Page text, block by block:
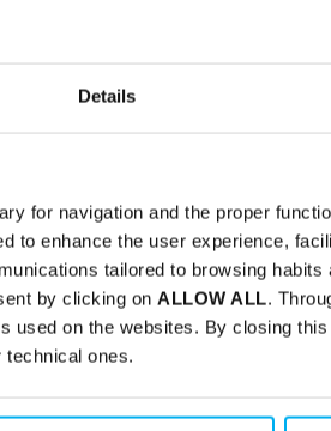
Details
for navigation and the proper
to enhance the user experience,
tailored to browsing
by clicking on ALLOW ALL.
used on the websites. By closing
ones.
Policy for the purpose sub. 2
di gestione delle minacce,